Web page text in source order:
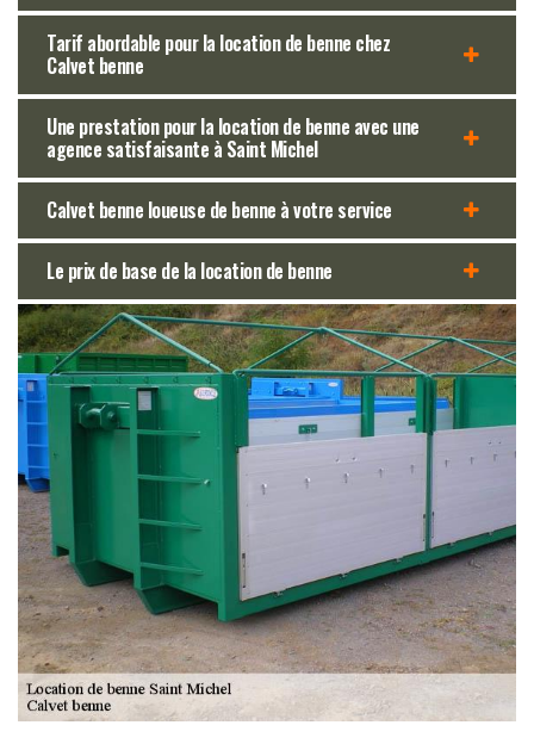
Tarif abordable pour la location de benne chez
Calvet benne
Une prestation pour la location de benne avec une
agence satisfaisante à Saint Michel
Calvet benne loueuse de benne à votre service
Le prix de base de la location de benne